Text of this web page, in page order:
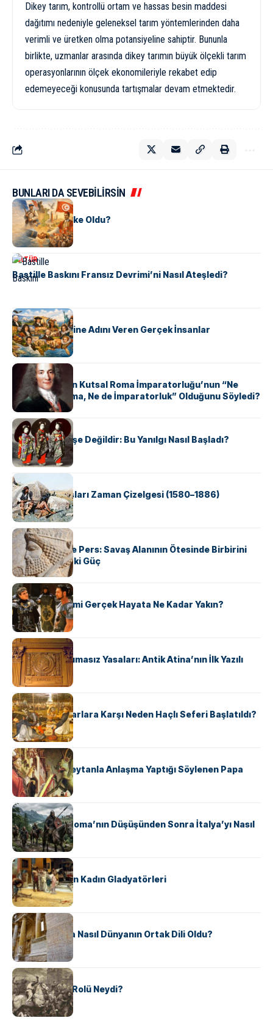
Dikey tarım, kontrollü ortam ve hassas besin maddesi
dağıtımı nedeniyle geleneksel tarım yöntemlerinden daha
verimli ve üretken olma potansiyeline sahiptir. Bununla
birlikte, uzmanlar arasında dikey tarımın büyük ölçekli tarım
operasyonlarının ölçek ekonomileriyle rekabet edip
edemeyeceği konusunda tartışmalar devam etmektedir.
BUNLARI DA SEVEBİLİRSİN
KÜLTÜR
Tunus Nasıl Ülke Oldu?
KÜLTÜR
Bastille Baskını Fransız Devrimi’ni Nasıl Ateşledi?
KÜLTÜR
ABD Eyaletlerine Adını Veren Gerçek İnsanlar
KÜLTÜR
Voltaire Neden Kutsal Roma İmparatorluğu’nun “Ne
Kutsal, Ne Roma, Ne de İmparatorluk” Olduğunu Söyledi?
KÜLTÜR
Geyşalar Fahişe Değildir: Bu Yanılgı Nasıl Başladı?
KÜLTÜR
Apache Savaşları Zaman Çizelgesi (1580–1886)
KÜLTÜR
Antik Yunan ve Pers: Savaş Alanının Ötesinde Birbirini
Şekillendiren İki Güç
KÜLTÜR
‘Gladiator’ Filmi Gerçek Hayata Ne Kadar Yakın?
KÜLTÜR
Draco’nun Acımasız Yasaları: Antik Atina’nın İlk Yazılı
Hukuk Kodu
KÜLTÜR
Avrupalı ​​Katharlara Karşı Neden Haçlı Seferi Başlatıldı?
KÜLTÜR
II. Silvester: Şeytanla Anlaşma Yaptığı Söylenen Papa
KÜLTÜR
Ostrogotlar Roma’nın Düşüşünden Sonra İtalya’yı Nasıl
Ele Geçirdi?
KÜLTÜR
Antik Roma’nın Kadın Gladyatörleri
KÜLTÜR
Antik Yunanca Nasıl Dünyanın Ortak Dili Oldu?
KÜLTÜR
Valdensler’in Rolü Neydi?